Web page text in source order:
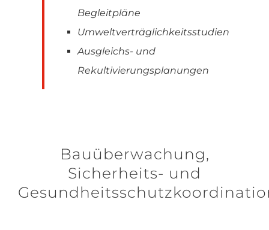
Begleitpläne
Umweltverträglichkeitsstudien
Ausgleichs- und
Rekultivierungsplanungen
Bauüberwachung,
Sicherheits- und